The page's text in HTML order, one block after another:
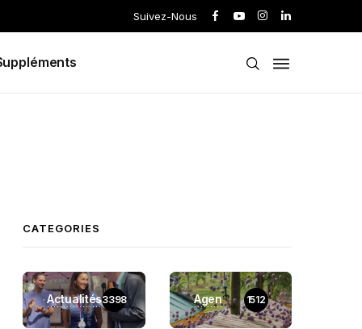
Suivez-Nous
CATEGORIES
Actualités3398 Agen 1512